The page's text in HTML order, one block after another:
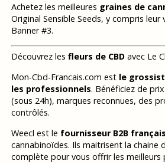
Achetez les meilleures graines de
Original Sensible Seeds, y compris leur
Banner #3.
Découvrez les fleurs de CBDavec Le
Mon-Cbd-Francais.com est le
les professionnels. Bénéficiez de
(sous 24h), marques reconnues, des
contrôlés.
Weecl est le fournisseur B2B
cannabinoïdes. Ils maitrisent la chaine
complète pour vous offrir les meilleurs